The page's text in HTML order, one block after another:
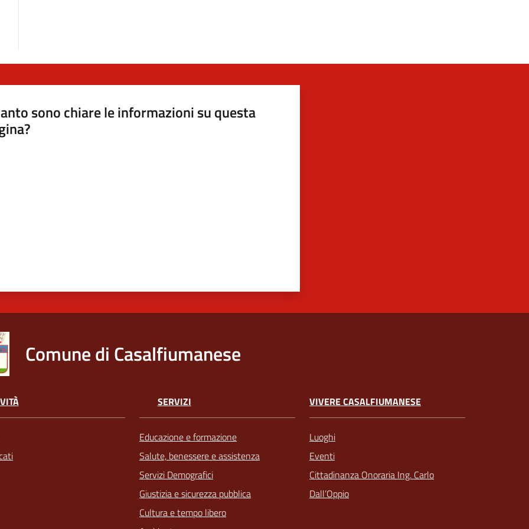
sono chiare le informazioni su questa
Comune di Casalfiumanese
SERVIZI
Educazione e formazione
Salute, benessere e assistenza
Servizi Demografici
Giustizia e sicurezza pubblica
Cultura e tempo libero
VIVERE CASALFIUMANESE
Luoghi
Eventi
Cittadinanza Onoraria Ing. Carlo
Dall’Oppio